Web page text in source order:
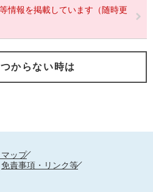
情報を掲載しています（随時更
からない時は
ップ
免責事項・リンク等